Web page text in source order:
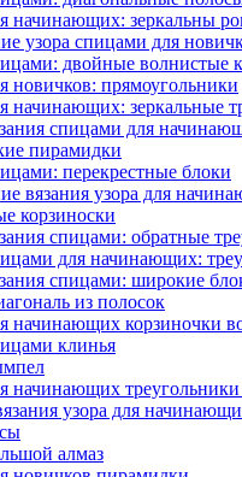
начинающих: зеркальны
узора спицами для
двойные волнистые
новичков: прямоугольники
начинающих: зеркальные
спицами для
пирамидки
перекрестные блоки
вязания узора для
корзиноски
спицами: обратные
для начинающих:
спицами: широкие
из полосок
начинающих корзиночки
клинья
начинающих
узора для
алмаз